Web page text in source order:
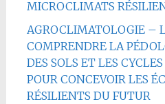
MICROCLIMATS
AGROCLIMATOLOGIE –
COMPRENDRE LA
DES SOLS ET LES
POUR CONCEVOIR LES
RÉSILIENTS DU FUTUR